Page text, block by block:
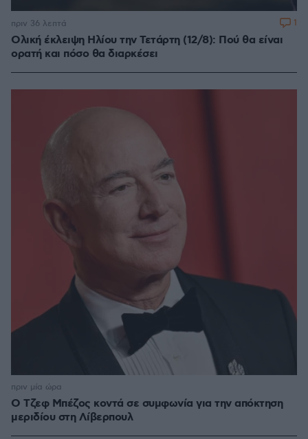
Ολική έκλειψη Ηλίου την Τετάρτη (12/8): Πού θα είναι
ορατή και πόσο θα διαρκέσει
πριν 36 λεπτά 1
Ο Τζεφ Μπέζος κοντά σε συμφωνία για την απόκτηση
μεριδίου στη Λίβερπουλ
πριν μία ώρα